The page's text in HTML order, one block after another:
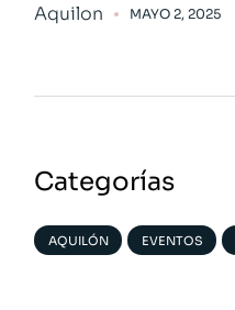
Aquilon
MAYO 2, 2025
Categorías
AQUILÓN EVENTOS